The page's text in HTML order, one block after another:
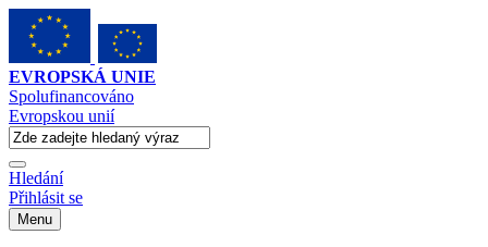
EVROPSKÁ UNIE
Spolufinancováno
Evropskou unií
Hledání
Přihlásit se
Menu